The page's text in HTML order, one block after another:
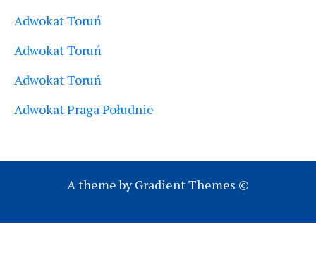
Adwokat Toruń
Adwokat Toruń
Adwokat Toruń
Adwokat Praga Południe
A theme by Gradient Themes ©